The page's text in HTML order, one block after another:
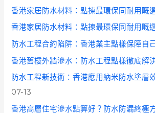
香港家居防水材料：點揀最環保同耐用嘅
香港家居防水材料：點揀最環保同耐用嘅
防水工程合約陷阱：香港業主點樣保障自
香港舊樓外牆滲水：防水工程點樣徹底解
防水工程新技術：香港應用納米防水塗層
07-13
香港高層住宅滲水點算好？防水防漏終極